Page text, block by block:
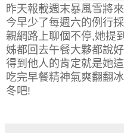
昨天報載週末暴風雪將
今早少了每週六的例行
親網路上聊個不停,她提
姊都回去午餐大夥都說
得到他人的肯定就是她
吃完早餐精神氣爽翻翻
冬吧!